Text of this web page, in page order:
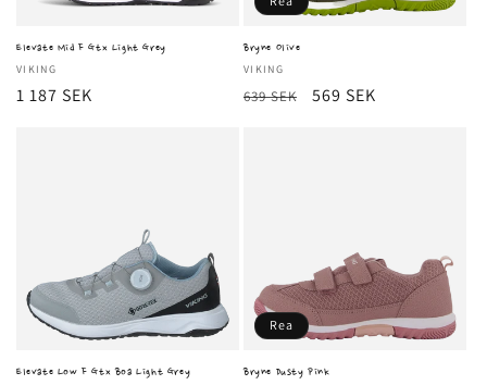
Elevate Mid F Gtx Light Grey
Säljare:
VIKING
Ordinarie
1 187 SEK
Bryne Olive
Säljare:
VIKING
Ordinarie
639 SEK Försäljningspris
569 SEK
Elevate Low F Gtx Boa Light Grey
Rea
Bryne Dusty Pink